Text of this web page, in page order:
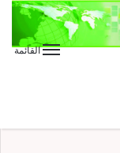
القائمة